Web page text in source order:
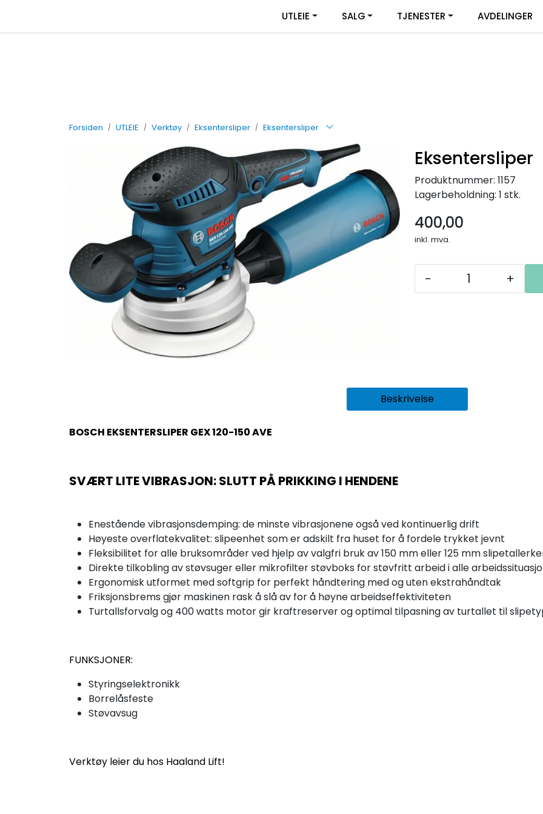
UTLEIE SALG TJENESTER AVDELINGER
Forsiden UTLEIE Verktøy Eksentersliper Eksentersliper
Eksentersliper
Produktnummer: 1157
Lagerbeholdning: 1 stk.
400,00
inkl. mva.
- +
Beskrivelse
BOSCH EKSENTERSLIPER GEX 120-150 AVE
SVÆRT LITE VIBRASJON: SLUTT PÅ PRIKKING I HENDENE
Enestående vibrasjonsdemping: de minste vibrasjonene også ved kontinuerlig drift
Høyeste overflatekvalitet: slipeenhet som er adskilt fra huset for å fordele trykket jevnt
Fleksibilitet for alle bruksområder ved hjelp av valgfri bruk av 150 mm eller 125 mm
Direkte tilkobling av støvsuger eller mikrofilter støvboks for støvfritt arbeid i alle
Ergonomisk utformet med softgrip for perfekt håndtering med og uten ekstrahåndtak
Friksjonsbrems gjør maskinen rask å slå av for å høyne arbeidseffektiviteten
Turtallsforvalg og 400 watts motor gir kraftreserver og optimal tilpasning av turtallet til
FUNKSJONER:
Styringselektronikk
Borrelåsfeste
Støvavsug
Verktøy leier du hos Haaland Lift!